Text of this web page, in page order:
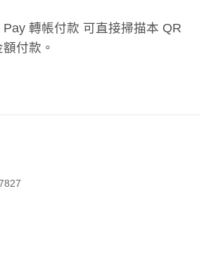
Pay 轉帳付款 可直接掃描本 QR
付款。